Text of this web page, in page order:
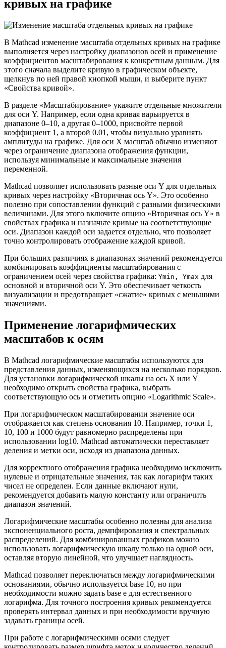
кривых на графике
В Mathcad изменение масштаба отдельных кривых на графике
выполняется через настройку диапазонов осей и применение
коэффициентов масштабирования к конкретным данным. Для
этого сначала выделите кривую в графическом объекте,
щелкнув по ней правой кнопкой мыши, и выберите пункт
«Свойства кривой».
В разделе «Масштабирование» укажите отдельные множители
для оси Y. Например, если одна кривая варьируется в
диапазоне 0–10, а другая 0–1000, присвойте первой
коэффициент 1, а второй 0.01, чтобы визуально уравнять
амплитуды на графике. Для оси X масштаб обычно изменяют
через ограничение диапазона отображения функции,
используя минимальные и максимальные значения
переменной.
Mathcad позволяет использовать разные оси Y для отдельных
кривых через настройку «Вторичная ось Y». Это особенно
полезно при сопоставлении функций с разными физическими
величинами. Для этого включите опцию «Вторичная ось Y» в
свойствах графика и назначьте кривые на соответствующие
оси. Диапазон каждой оси задается отдельно, что позволяет
точно контролировать отображение каждой кривой.
При больших различиях в диапазонах значений рекомендуется
комбинировать коэффициенты масштабирования с
ограничением осей через свойства графика: Ymin, Ymax для
основной и вторичной оси Y. Это обеспечивает четкость
визуализации и предотвращает «сжатие» кривых с меньшими
значениями.
Применение логарифмических
масштабов к осям
В Mathcad логарифмические масштабы используются для
представления данных, изменяющихся на несколько порядков.
Для установки логарифмической шкалы на ось X или Y
необходимо открыть свойства графика, выбрать
соответствующую ось и отметить опцию «Logarithmic Scale».
При логарифмическом масштабировании значение оси
отображается как степень основания 10. Например, точки 1,
10, 100 и 1000 будут равномерно распределены при
использовании log10. Mathcad автоматически переставляет
деления и метки оси, исходя из диапазона данных.
Для корректного отображения графика необходимо исключить
нулевые и отрицательные значения, так как логарифм таких
чисел не определен. Если данные включают нули,
рекомендуется добавить малую константу или ограничить
диапазон значений.
Логарифмические масштабы особенно полезны для анализа
экспоненциального роста, демпфирования и спектральных
распределений. Для комбинированных графиков можно
использовать логарифмическую шкалу только на одной оси,
оставляя вторую линейной, что улучшает наглядность.
Mathcad позволяет переключаться между логарифмическими
основаниями, обычно используется base 10, но при
необходимости можно задать base e для естественного
логарифма. Для точного построения кривых рекомендуется
проверять интервал данных и при необходимости вручную
задавать границы осей.
При работе с логарифмическими осями следует